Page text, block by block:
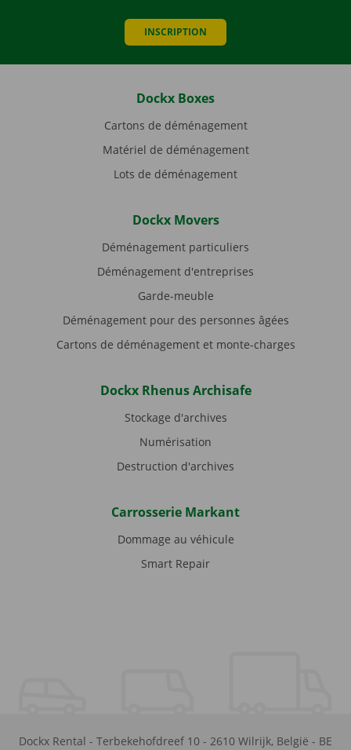
INSCRIPTION
Dockx Boxes
Cartons de déménagement
Matériel de déménagement
Lots de déménagement
Dockx Movers
Déménagement particuliers
Déménagement d'entreprises
Garde-meuble
Déménagement pour des personnes âgées
Cartons de déménagement et monte-charges
Dockx Rhenus Archisafe
Stockage d'archives
Numérisation
Destruction d'archives
Carrosserie Markant
Dommage au véhicule
Smart Repair
Dockx Rental - Terbekehofdreef 10 - 2610 Wilrijk, België - BE